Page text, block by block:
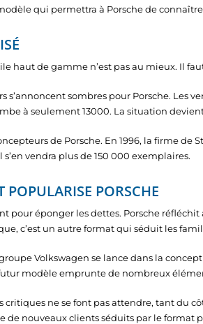
qui permettra à Porsche de
haut de gamme n’est pas au mieux. Il
sombres pour Porsche. Les
à seulement 13000. La situation
de Porsche. En 1996, la firme
vendra plus de 150 000 exemplaires.
POPULARISE PORSCHE
pour éponger les dettes. Porsche
c’est un autre format qui séduit les
Volkswagen se lance dans la
modèle emprunte de nombreux
critiques ne se font pas attendre, tant du
de nouveaux clients séduits par le